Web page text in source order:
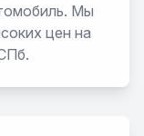
Мы
цен на